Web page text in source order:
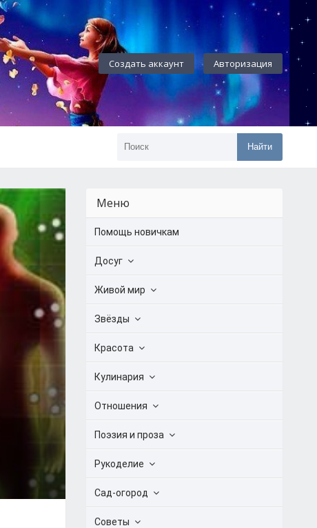
Создать аккаунт Авторизация
Найти
Меню
Помощь новичкам
Досуг
Живой мир
Звёзды
Красота
Кулинария
Отношения
Поэзия и проза
Рукоделие
Сад-огород
Советы